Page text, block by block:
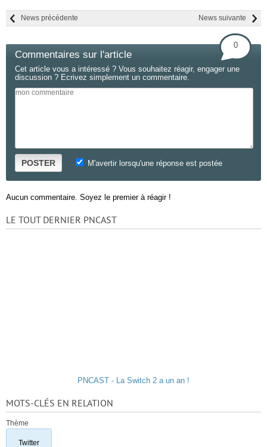
News suivante
News précédente
Commentaires sur l'article
0
Cet article vous a intéressé ? Vous souhaitez réagir, engager une
discussion ? Ecrivez simplement un commentaire.
POSTER M'avertir lorsqu'une réponse est postée
Aucun commentaire. Soyez le premier à réagir !
LE TOUT DERNIER PNCAST
PNCAST - La Switch 2 a un an !
MOTS-CLÉS EN RELATION
Thème
Twitter